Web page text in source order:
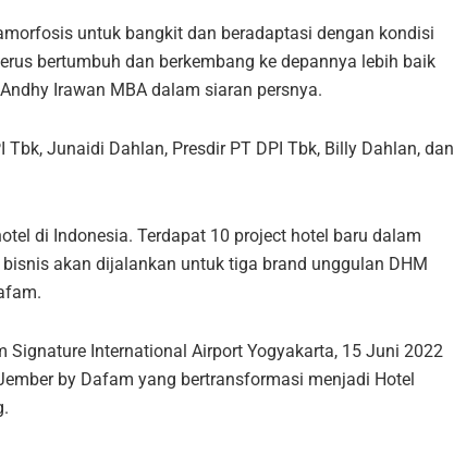
untuk bangkit dan beradaptasi dengan kondisi
bertumbuh dan berkembang ke depannya lebih baik
Irawan MBA dalam siaran persnya.
Junaidi Dahlan, Presdir PT DPI Tbk, Billy Dahlan, dan
di Indonesia. Terdapat 10 project hotel baru dalam
akan dijalankan untuk tiga brand unggulan DHM
Signature International Airport Yogyakarta, 15 Juni 2022
by Dafam yang bertransformasi menjadi Hotel